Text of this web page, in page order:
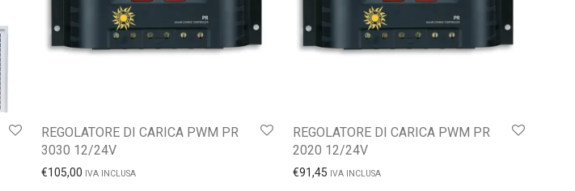
REGOLATORE DI CARICA PWM PR
3030 12/24V
€105,00 IVA INCLUSA
REGOLATORE DI CARICA PWM PR
2020 12/24V
€91,45 IVA INCLUSA